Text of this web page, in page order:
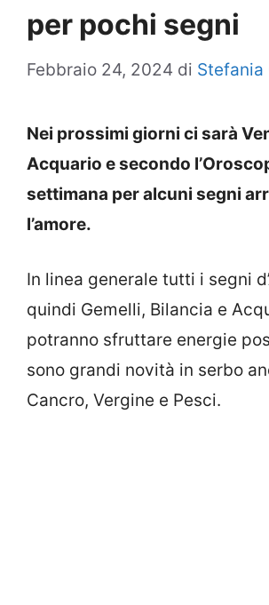
per pochi segni
Febbraio 24, 2024 di Stefania
Nei prossimi giorni ci sarà
Acquario e secondo
settimana per alcuni segni
l’amore.
In linea generale tutti i segni
quindi Gemelli, Bilancia e
potranno sfruttare energie
sono grandi novità in serbo
Cancro, Vergine e Pesci.